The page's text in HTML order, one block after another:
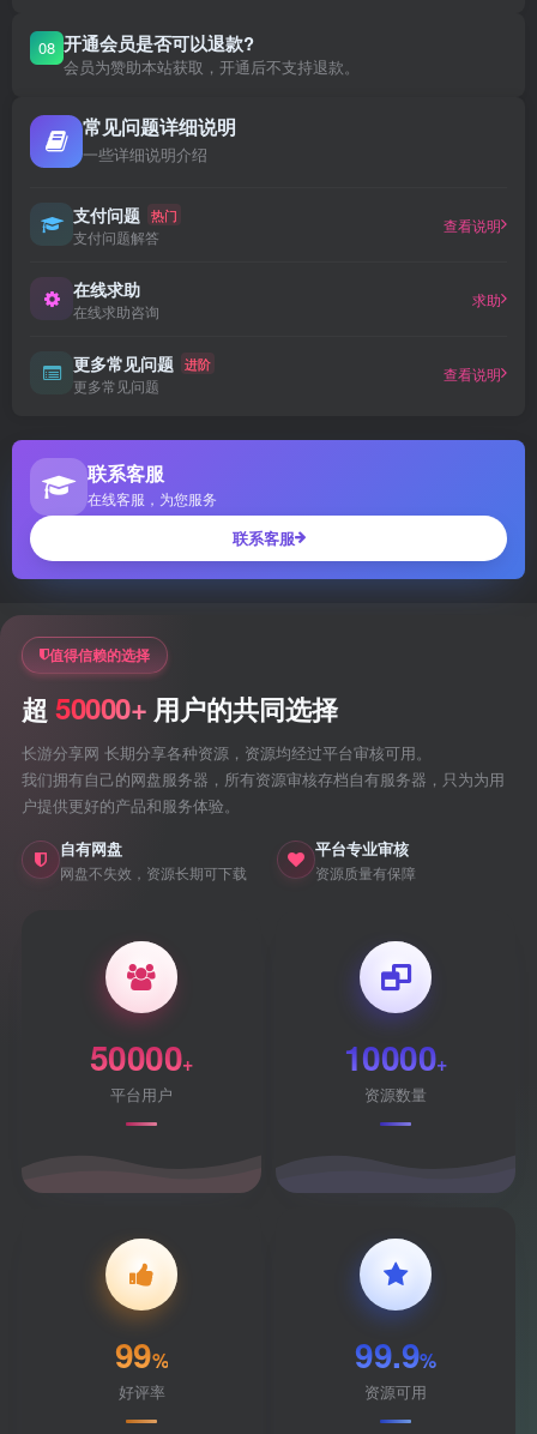
08 开通会员是否可以退款?
会员为赞助本站获取，开通后不支持退款。
常见问题详细说明
一些详细说明介绍
支付问题 热门
支付问题解答
查看说明
在线求助
在线求助咨询
求助
更多常见问题 进阶
更多常见问题
查看说明
联系客服
在线客服，为您服务
联系客服
值得信赖的选择
超 50000+ 用户的共同选择
长游分享网 长期分享各种资源，资源均经过平台审核可用。
我们拥有自己的网盘服务器，所有资源审核存档自有服务器，只为为用
户提供更好的产品和服务体验。
自有网盘
网盘不失效，资源长期可下载
平台专业审核
资源质量有保障
50000+
平台用户
10000+
资源数量
99%
好评率
99.9%
资源可用